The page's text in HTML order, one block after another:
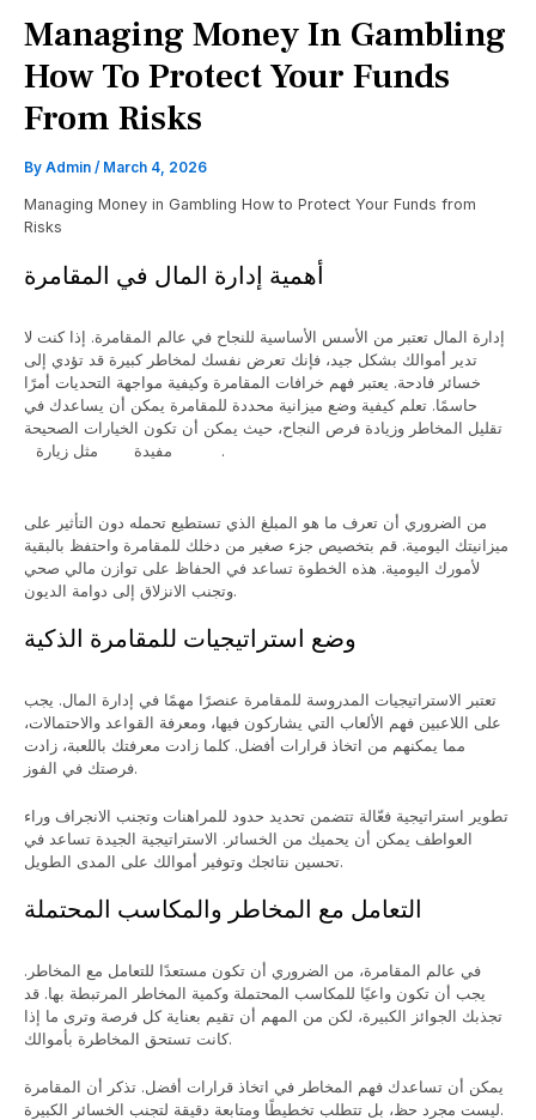
Managing Money In Gambling
How To Protect Your Funds
From Risks
By Admin / March 4, 2026
Managing Money in Gambling How to Protect Your Funds from
Risks
أهمية إدارة المال في المقامرة
إدارة المال تعتبر من الأسس الأساسية للنجاح في عالم المقامرة. إذا كنت لا
تدير أموالك بشكل جيد، فإنك تعرض نفسك لمخاطر كبيرة قد تؤدي إلى
خسائر فادحة. يعتبر فهم خرافات المقامرة وكيفية مواجهة التحديات أمرًا
حاسمًا. تعلم كيفية وضع ميزانية محددة للمقامرة يمكن أن يساعدك في
تقليل المخاطر وزيادة فرص النجاح، حيث يمكن أن تكون الخيارات الصحيحة
مثل زيارة
مفيدة.
من الضروري أن تعرف ما هو المبلغ الذي تستطيع تحمله دون التأثير على
ميزانيتك اليومية. قم بتخصيص جزء صغير من دخلك للمقامرة واحتفظ بالبقية
لأمورك اليومية. هذه الخطوة تساعد في الحفاظ على توازن مالي صحي
وتجنب الانزلاق إلى دوامة الديون.
وضع استراتيجيات للمقامرة الذكية
تعتبر الاستراتيجيات المدروسة للمقامرة عنصرًا مهمًا في إدارة المال. يجب
على اللاعبين فهم الألعاب التي يشاركون فيها، ومعرفة القواعد والاحتمالات،
مما يمكنهم من اتخاذ قرارات أفضل. كلما زادت معرفتك باللعبة، زادت
فرصتك في الفوز.
تطوير استراتيجية فعّالة تتضمن تحديد حدود للمراهنات وتجنب الانجراف وراء
العواطف يمكن أن يحميك من الخسائر. الاستراتيجية الجيدة تساعد في
تحسين نتائجك وتوفير أموالك على المدى الطويل.
التعامل مع المخاطر والمكاسب المحتملة
في عالم المقامرة، من الضروري أن تكون مستعدًا للتعامل مع المخاطر.
يجب أن تكون واعيًا للمكاسب المحتملة وكمية المخاطر المرتبطة بها. قد
تجذبك الجوائز الكبيرة، لكن من المهم أن تقيم بعناية كل فرصة وترى ما إذا
كانت تستحق المخاطرة بأموالك.
يمكن أن تساعدك فهم المخاطر في اتخاذ قرارات أفضل. تذكر أن المقامرة
ليست مجرد حظ، بل تتطلب تخطيطًا ومتابعة دقيقة لتجنب الخسائر الكبيرة.